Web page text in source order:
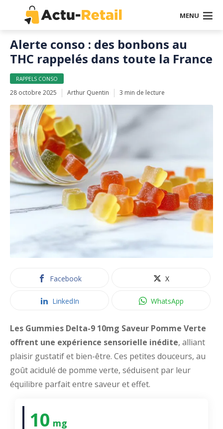
MENU
Alerte conso : des bonbons au
THC rappelés dans toute la France
RAPPELS CONSO
28 octobre 2025 Arthur Quentin 3 min de lecture
Facebook X
LinkedIn WhatsApp
Les Gummies Delta-9 10mg Saveur Pomme Verte
offrent une expérience sensorielle inédite, alliant
plaisir gustatif et bien-être. Ces petites douceurs, au
goût acidulé de pomme verte, séduisent par leur
équilibre parfait entre saveur et effet.
10 mg